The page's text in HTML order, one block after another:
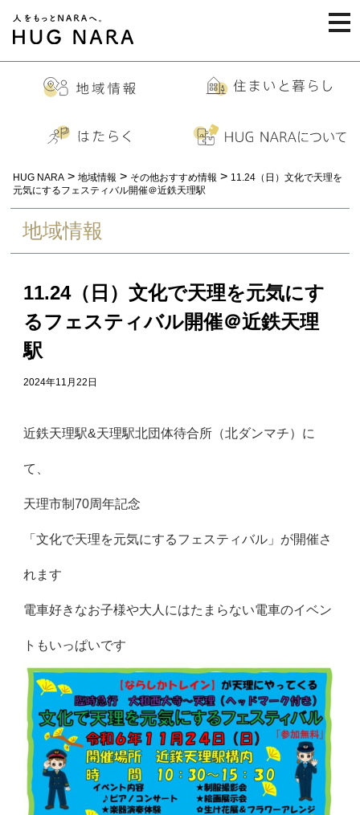
HUG NARA > 地域情報 > その他おすすめ情報 > 11.24（日）文化で天理を
元気にするフェスティバル開催＠近鉄天理駅
地域情報
11.24（日）文化で天理を元気にす
るフェスティバル開催＠近鉄天理
駅
2024年11月22日
近鉄天理駅&天理駅北団体待合所（北ダンマチ）に
て、
天理市制70周年記念
「文化で天理を元気にするフェスティバル」が開催さ
れます
電車好きなお子様や大人にはたまらない電車のイベン
トもいっぱいです